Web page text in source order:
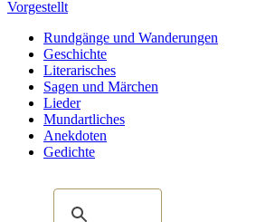
Vorgestellt
Rundgänge und Wanderungen
Geschichte
Literarisches
Sagen und Märchen
Lieder
Mundartliches
Anekdoten
Gedichte